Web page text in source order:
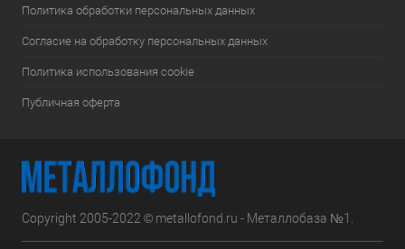
Политика обработки персональных данных
Согласие на обработку персональных данных
Политика использования cookie
Публичная оферта
Copyright 2005-2022 © metallofond.ru - Металлобаза №1.